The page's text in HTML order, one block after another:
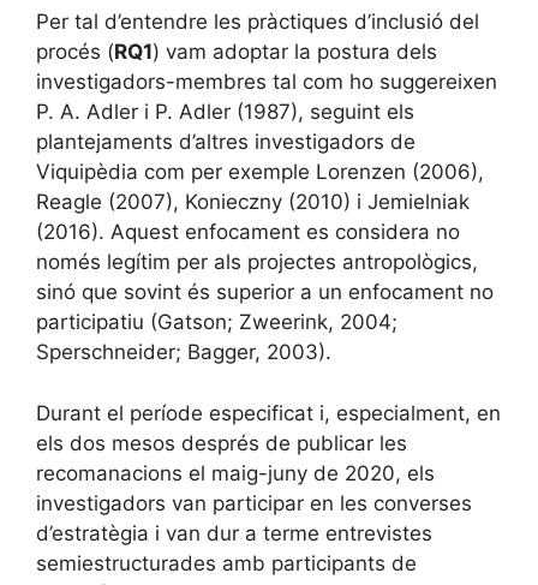
Per tal d’entendre les pràctiques d’inclusió del
procés (RQ1) vam adoptar la postura dels
investigadors-membres tal com ho suggereixen
P. A. Adler i P. Adler (1987), seguint els
plantejaments d’altres investigadors de
Viquipèdia com per exemple Lorenzen (2006),
Reagle (2007), Konieczny (2010) i Jemielniak
(2016). Aquest enfocament es considera no
només legítim per als projectes antropològics,
sinó que sovint és superior a un enfocament no
participatiu (Gatson; Zweerink, 2004;
Sperschneider; Bagger, 2003).
Durant el període especificat i, especialment, en
els dos mesos després de publicar les
recomanacions el maig-juny de 2020, els
investigadors van participar en les converses
d’estratègia i van dur a terme entrevistes
semiestructurades amb participants de